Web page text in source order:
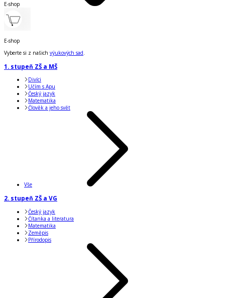
E-shop
E-shop
Vyberte si z našich výukových sad.
1. stupeň ZŠ a MŠ
Divíci
Učím s Apu
Český jazyk
Matematika
Člověk a jeho svět
Vše
2. stupeň ZŠ a VG
Český jazyk
Čítanka a literatura
Matematika
Zeměpis
Přírodopis